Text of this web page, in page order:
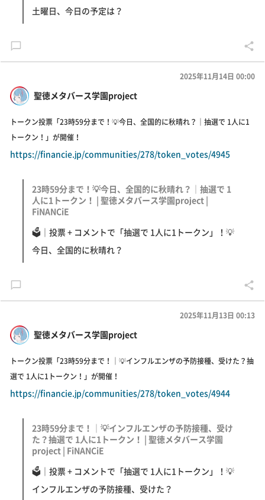
土曜日、今日の予定は？
聖徳メタバース学園project
2025年11月14日 00:00
トークン投票「23時59分まで！💡今日、全国的に秋晴れ？｜抽選で 1人に1
トークン！」が開催！
https://financie.jp/communities/278/token_votes/4945
23時59分まで！💡今日、全国的に秋晴れ？｜抽選で 1
人に1トークン！ | 聖徳メタバース学園project |
FiNANCiE
🗳｜投票 + コメントで「抽選で 1人に1トークン」！💡
今日、全国的に秋晴れ？
聖徳メタバース学園project
2025年11月13日 00:13
トークン投票「23時59分まで！｜💡インフルエンザの予防接種、受けた？抽
選で 1人に1トークン！」が開催！
https://financie.jp/communities/278/token_votes/4944
23時59分まで！｜💡インフルエンザの予防接種、受け
た？抽選で 1人に1トークン！ | 聖徳メタバース学園
project | FiNANCiE
🗳｜投票 + コメントで「抽選で 1人に1トークン」！💡
インフルエンザの予防接種、受けた？